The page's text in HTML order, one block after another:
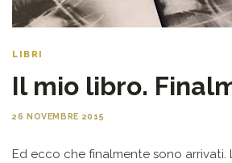
LIBRI
Il mio libro.
26 NOVEMBRE 2015
Ed ecco che finalmente sono arrivati.